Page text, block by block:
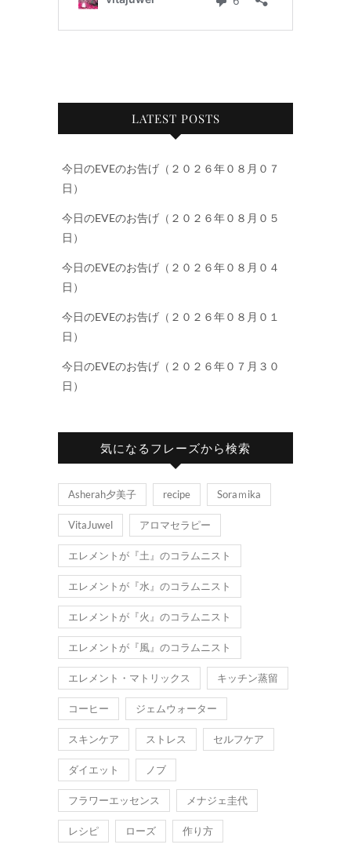
LATEST POSTS
今日のEVEのお告げ（２０２６年０８月０７
日）
今日のEVEのお告げ（２０２６年０８月０５
日）
今日のEVEのお告げ（２０２６年０８月０４
日）
今日のEVEのお告げ（２０２６年０８月０１
日）
今日のEVEのお告げ（２０２６年０７月３０
日）
気になるフレーズから検索
Asherah夕美子 recipe Soraｍika
VitaJuwel アロマセラピー
エレメントが『土』のコラムニスト
エレメントが『水』のコラムニスト
エレメントが『火』のコラムニスト
エレメントが『風』のコラムニスト
エレメント・マトリックス キッチン蒸留
コーヒー ジェムウォーター
スキンケア ストレス セルフケア
ダイエット ノブ
フラワーエッセンス メナジェ圭代
レシピ ローズ 作り方